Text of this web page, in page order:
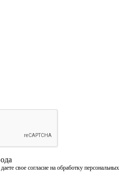
свое согласие на обработку персональных